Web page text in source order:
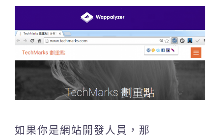
如果你是網站開發人員，那